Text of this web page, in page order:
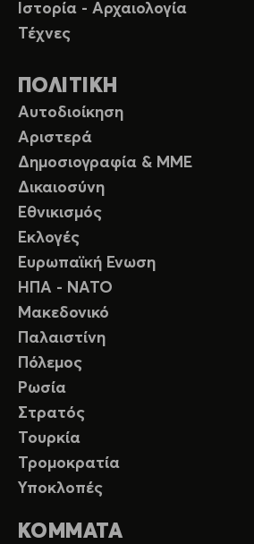
Ιστορία - Αρχαιολογία
Τέχνες
ΠΟΛΙΤΙΚΗ
Αυτοδιοίκηση
Αριστερά
Δημοσιογραφία & ΜΜΕ
Δικαιοσύνη
Εθνικισμός
Εκλογές
Ευρωπαϊκή Ενωση
ΗΠΑ - ΝΑΤΟ
Μακεδονικό
Παλαιστίνη
Πόλεμος
Ρωσία
Στρατός
Τουρκία
Τρομοκρατία
Υποκλοπές
ΚΟΜΜΑΤΑ